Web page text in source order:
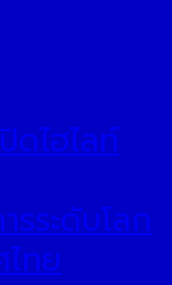
ดไฮไลท์
ระดับโลก
ไทย